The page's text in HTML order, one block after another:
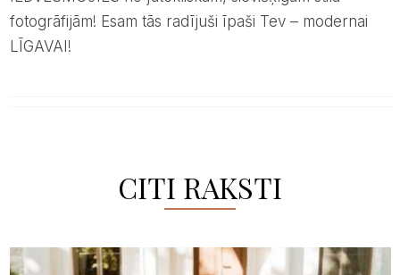
fotogrāfijām! Esam tās radījuši īpaši Tev – modernai
LĪGAVAI!
CITI RAKSTI